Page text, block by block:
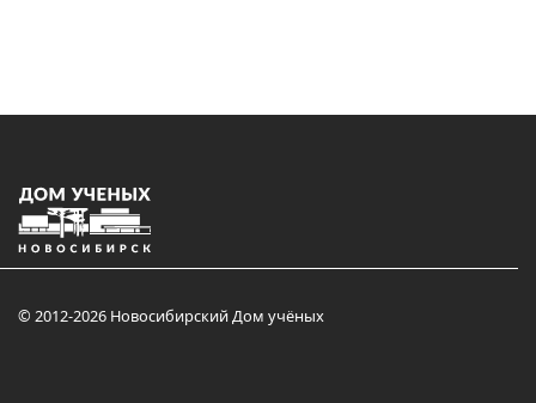
© 2012-2026 Новосибирский Дом учёных